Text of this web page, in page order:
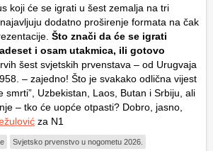
koji će se igrati u šest zemalja na tri
dodatno proširenje formata na čak
Što znači da će se igrati
i osam utakmica, ili gotovo
šest svjetskih prvenstava – od Urugvaja
– zajedno! Što je svakako odlična vijest
smrti”, Uzbekistan, Laos, Butan i Srbiju, ali
– tko će uopće otpasti? Dobro, jasno,
za N1
Svjetsko prvenstvo u nogometu 2026.